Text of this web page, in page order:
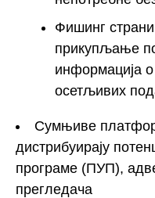
Фишинг
прикупљање
информација
осетљивих
Сумњиве
дистрибуирају
програме (ПУП),
прегледача